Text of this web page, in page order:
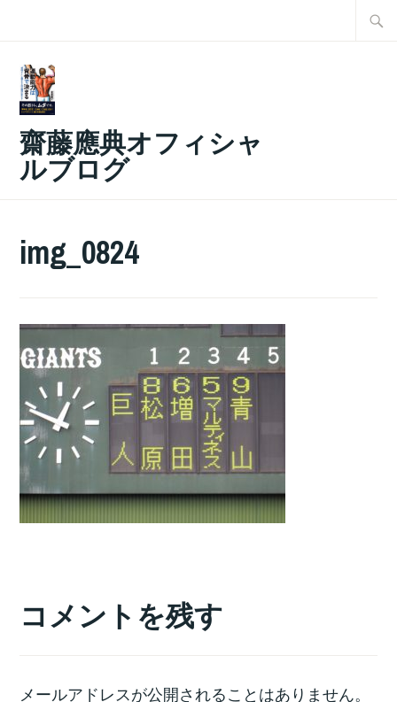
齋藤應典オフィシャ
ルブログ
img_0824
コメントを残す
メールアドレスが公開されることはありません。